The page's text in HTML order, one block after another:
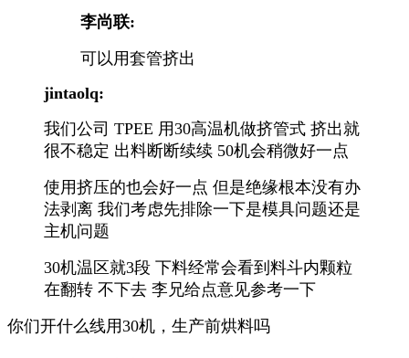
李尚联:
可以用套管挤出
jintaolq:
我们公司 TPEE 用30高温机做挤管式 挤出就
很不稳定 出料断断续续 50机会稍微好一点
使用挤压的也会好一点 但是绝缘根本没有办
法剥离 我们考虑先排除一下是模具问题还是
主机问题
30机温区就3段 下料经常会看到料斗内颗粒
在翻转 不下去 李兄给点意见参考一下
你们开什么线用30机，生产前烘料吗